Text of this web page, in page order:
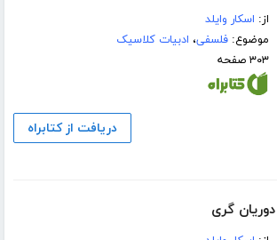
از: اسکار وایلد
موضوع:فلسفی، ادبیات کلاسیک
۳۰۳ صفحه
دریافت از کتابراه
گری